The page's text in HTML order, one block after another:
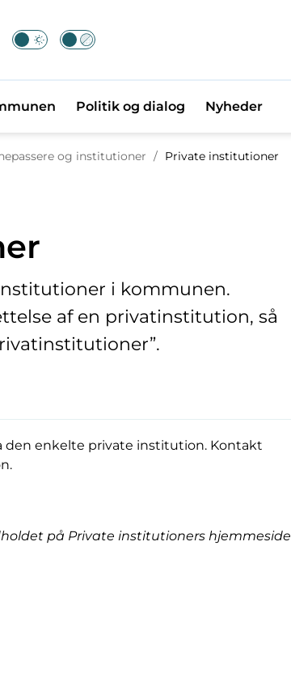
Politik og dialog Nyheder
Private børnepassere og institutioner / Private institutioner
i kommunen.
af en privatinstitution, så
den enkelte private institution. Kontakt
på Private institutioners hjemmeside